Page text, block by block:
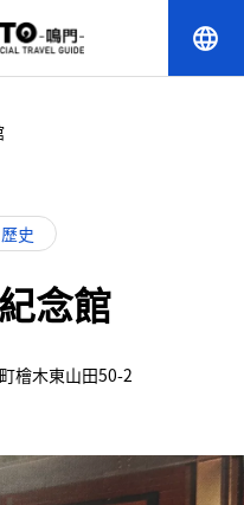
language
歷史
念館
檜木東山田50-2